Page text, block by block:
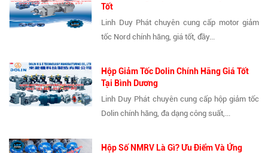
Tốt
Linh Duy Phát chuyên cung cấp motor giảm
tốc Nord chính hãng, giá tốt, đầy...
Hộp Giảm Tốc Dolin Chính Hãng Giá Tốt
Tại Bình Dương
Linh Duy Phát chuyên cung cấp hộp giảm tốc
Dolin chính hãng, đa dạng công suất,...
Hộp Số NMRV Là Gì? Ưu Điểm Và Ứng